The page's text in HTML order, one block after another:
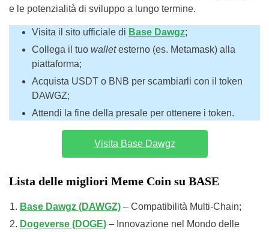
e le potenzialità di sviluppo a lungo termine.
Visita il sito ufficiale di Base Dawgz;
Collega il tuo walletesterno (es. Metamask) alla
piattaforma;
Acquista USDT o BNB per scambiarli con il token
DAWGZ;
Attendi la fine della presale per ottenere i token.
Visita Base Dawgz
Lista delle migliori Meme Coin su BASE
Base Dawgz (DAWGZ) – Compatibilità Multi-Chain;
Dogeverse (DOGE) – Innovazione nel Mondo delle